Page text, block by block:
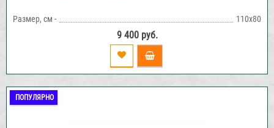
Размер, см - 110x80
9 400 руб.
ПОПУЛЯРНО